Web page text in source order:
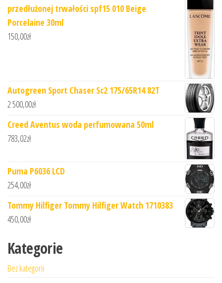
przedłużonej trwałości spf15 010 Beige
Porcelaine 30ml
150,00zł
Autogreen Sport Chaser Sc2 175/65R14 82T
2 500,00zł
Creed Aventus woda perfumowana 50ml
783,02zł
Puma P6036 LCD
254,00zł
Tommy Hilfiger Tommy Hilfiger Watch 1710383
450,00zł
Kategorie
Bez kategorii